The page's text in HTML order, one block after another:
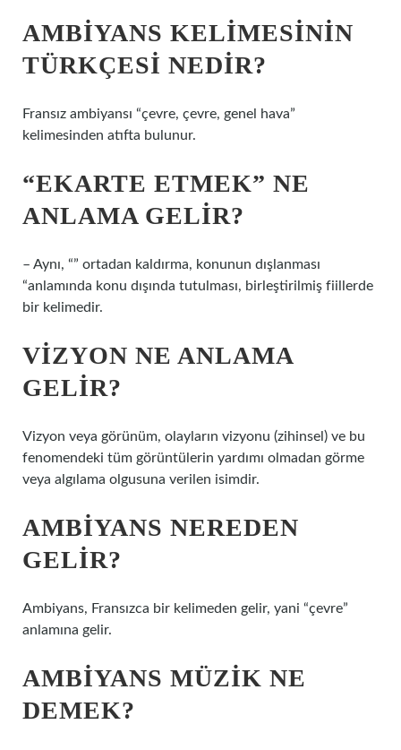
AMBIYANS KELIMESININ
TÜRKÇESI NEDIR?
Fransız ambiyansı “çevre, çevre, genel hava”
kelimesinden atıfta bulunur.
“EKARTE ETMEK” NE
ANLAMA GELIR?
– Aynı, “” ortadan kaldırma, konunun dışlanması
“anlamında konu dışında tutulması, birleştirilmiş fiillerde
bir kelimedir.
VIZYON NE ANLAMA
GELIR?
Vizyon veya görünüm, olayların vizyonu (zihinsel) ve bu
fenomendeki tüm görüntülerin yardımı olmadan görme
veya algılama olgusuna verilen isimdir.
AMBIYANS NEREDEN
GELIR?
Ambiyans, Fransızca bir kelimeden gelir, yani “çevre”
anlamına gelir.
AMBIYANS MÜZIK NE
DEMEK?